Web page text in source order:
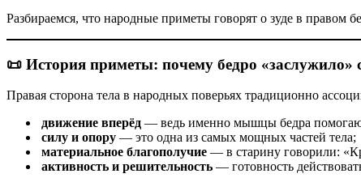
Разбираемся, что народные приметы говорят о зуде в правом
📜 История приметы: почему бедро «заслужило»
Правая сторона тела в народных поверьях традиционно
движение вперёд — ведь именно мышцы бедра
силу и опору — это одна из самых мощных частей тела;
материальное благополучие — в старину говорили:
активность и решительность — готовность